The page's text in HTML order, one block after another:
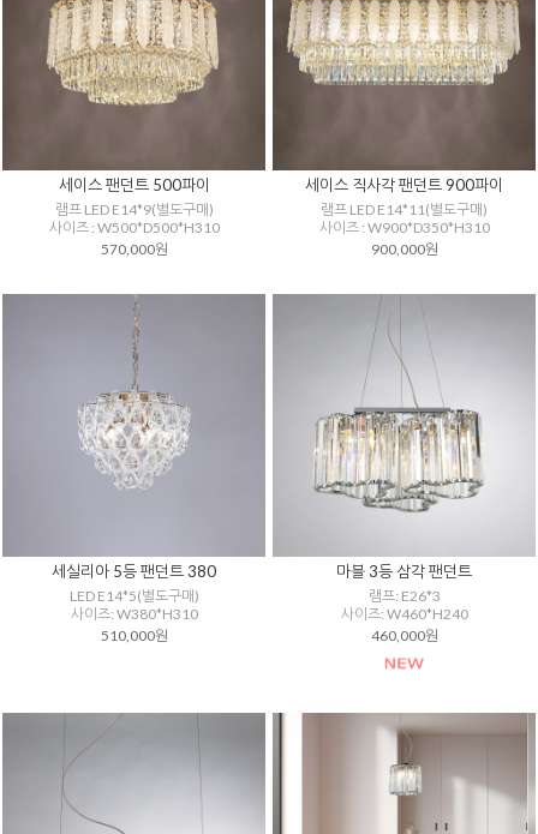
세이스 팬던트 500파이
램프 LED E14*9(별도구매)
사이즈 : W500*D500*H310
570,000원
세이스 직사각 팬던트 900파이
램프 LED E14*11(별도구매)
사이즈 : W900*D350*H310
900,000원
세실리아 5등 팬던트 380
LED E14*5(별도구매)
사이즈: W380*H310
510,000원
마블 3등 삼각 팬던트
램프: E26*3
사이즈: W460*H240
460,000원